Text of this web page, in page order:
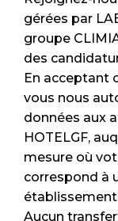
gérées par
groupe
des
En acceptant
vous nous
données aux
HOTELGF,
mesure où
correspond à
Aucun